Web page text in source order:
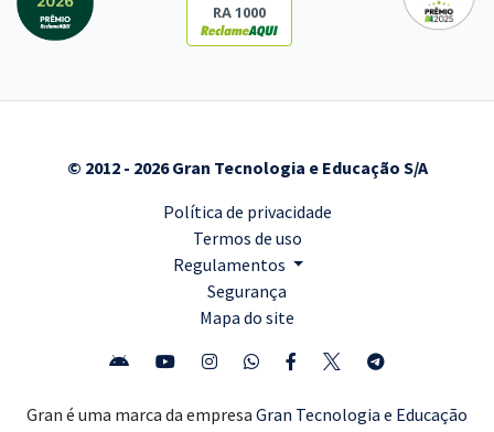
RA 1000
© 2012 - 2026 Gran Tecnologia e Educação S/A
Política de privacidade
Termos de uso
Regulamentos
Segurança
Mapa do site
Gran é uma marca da empresa Gran Tecnologia e Educação